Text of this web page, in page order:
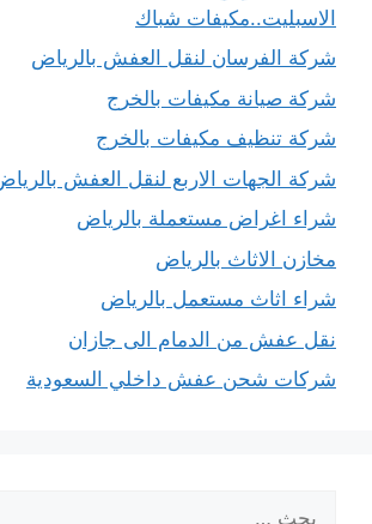
الاسبليت..مكيفات شباك
شركة الفرسان لنقل العفش بالرياض
شركة صيانة مكيفات بالخرج
شركة تنظيف مكيفات بالخرج
شركة الجهات الاربع لنقل العفش
شراء اغراض مستعملة بالرياض
مخازن الاثاث بالرياض
شراء اثاث مستعمل بالرياض
نقل عفش من الدمام الى جازان
شركات شحن عفش داخلي السعودية